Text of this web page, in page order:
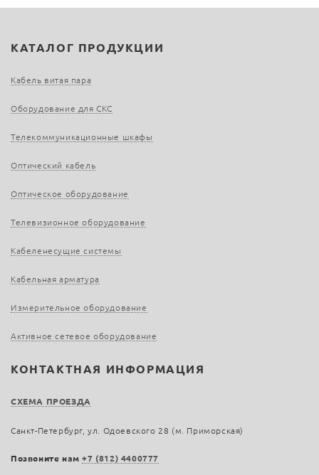
КАТАЛОГ ПРОДУКЦИИ
Кабель витая пара
Оборудование для СКС
Телекоммуникационные шкафы
Оптический кабель
Оптическое оборудование
Телевизионное оборудование
Кабеленесущие системы
Кабельная арматура
Измерительное оборудование
Активное сетевое оборудование
КОНТАКТНАЯ ИНФОРМАЦИЯ
СХЕМА ПРОЕЗДА
Санкт-Петербург, ул. Одоевского 28 (м. Приморская)
Позвоните нам+7 (812) 4400777